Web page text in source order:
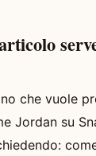
che vuole
Jordan su